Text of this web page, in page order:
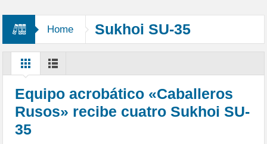
Home Sukhoi SU-35
Equipo acrobático «Caballeros
Rusos» recibe cuatro Sukhoi SU-
35